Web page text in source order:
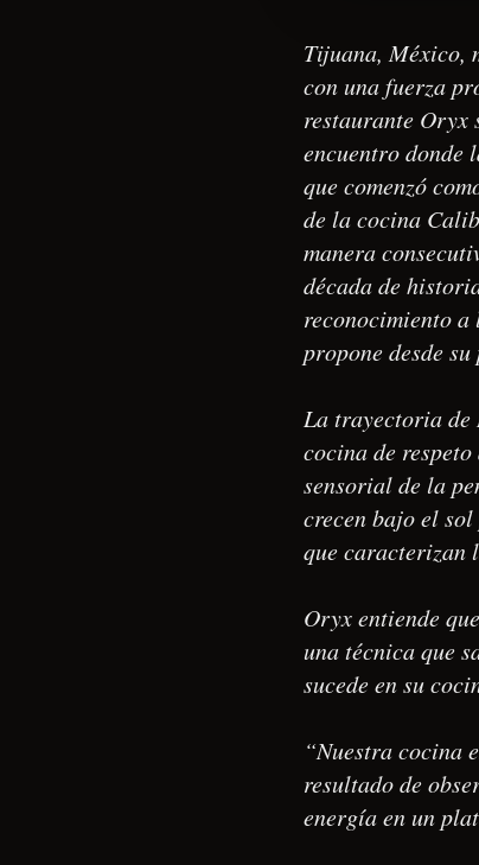
Tijuana, México,
con una fuerza
restaurante Oryx
encuentro
que comenzó
de la cocina
manera
década de
reconocimiento a
propone desde
La trayectoria de
cocina de
sensorial de la
crecen bajo el
que caracterizan
Oryx entiende
una técnica que
sucede en su
“Nuestra cocina
resultado de
energía en un